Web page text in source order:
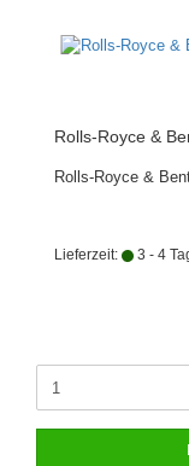
Rolls-Royce &
Rolls-Royce &
Lieferzeit: 3 - 4